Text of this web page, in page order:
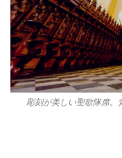
彫刻が美しい聖歌隊席。